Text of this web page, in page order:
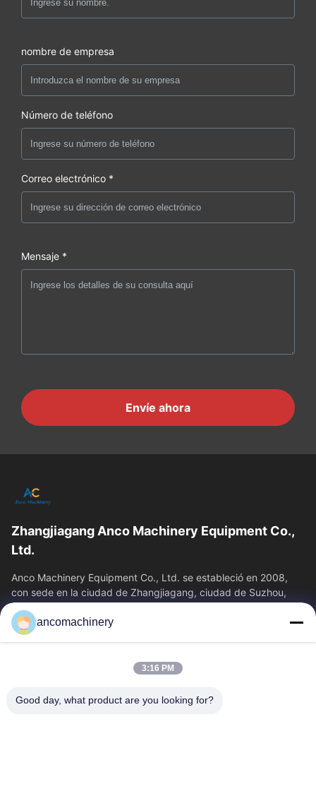
nombre de empresa
Número de teléfono
Correo electrónico *
Mensaje *
Envíe ahora
Zhangjiagang Anco Machinery Equipment Co.,
Ltd.
Anco Machinery Equipment Co., Ltd. se estableció en 2008,
con sede en la ciudad de Zhangjiagang, ciudad de Suzhou,
provincia de Jiangsu. Es una...
Enlaces Rápidos
Sobre Nosotros
Visita A La Fábrica
Control De Calidad
ancomachinery
3:16 PM
Good day, what product are you looking for?